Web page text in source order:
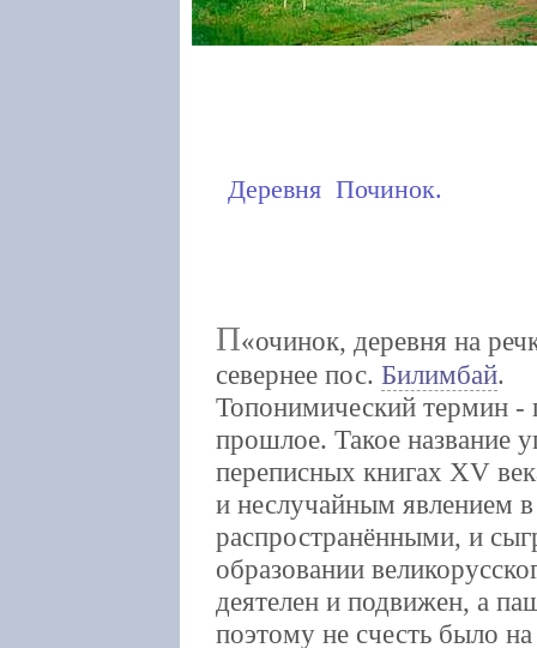
Деревня Починок.
П очинок, деревня на
севернее пос. Билимбай.
Топонимический термин -
прошлое. Такое название
переписных книгах XV
и неслучайным явлением
распространёнными, и
образовании
деятелен и подвижен, а
поэтому не счесть было